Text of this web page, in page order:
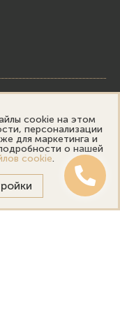
cookie на этом
персонализации
для маркетинга и
о нашей
cookie.